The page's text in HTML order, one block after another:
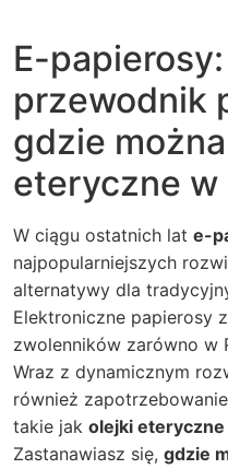
E-
przewodnik
gdzie
eteryczne w
W ciągu ostatnich lat e-
najpopularniejszych
alternatywy dla
Elektroniczne papierosy
zwolenników zarówno w
Wraz z dynamicznym
również
takie jak olejki eteryczne
Zastanawiasz się, gdzie